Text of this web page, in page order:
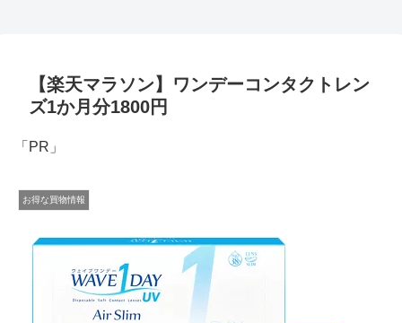
【楽天マラソン】ワンデーコンタクトレン
ズ1か月分1800円
「PR」
お得な買物情報